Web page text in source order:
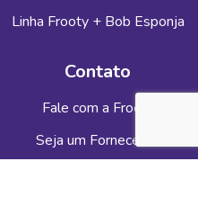
Linha Frooty + Bob Esponja
Contato
Fale com a Frooty
Seja um Fornecedor